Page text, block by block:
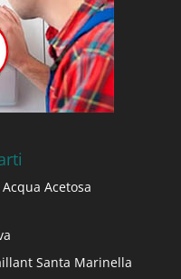
Acetosa
Santa Marinella